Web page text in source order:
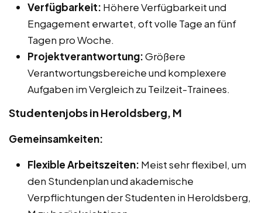
Verfügbarkeit: Höhere Verfügbarkeit und
Engagement erwartet, oft volle Tage an fünf
Tagen pro Woche.
Projektverantwortung:Größere
Verantwortungsbereiche und komplexere
Aufgaben im Vergleich zu Teilzeit-Trainees.
Studentenjobs in Heroldsberg, M
Gemeinsamkeiten:
Flexible Arbeitszeiten: Meist sehr flexibel, um
den Stundenplan und akademische
Verpflichtungen der Studenten in Heroldsberg,